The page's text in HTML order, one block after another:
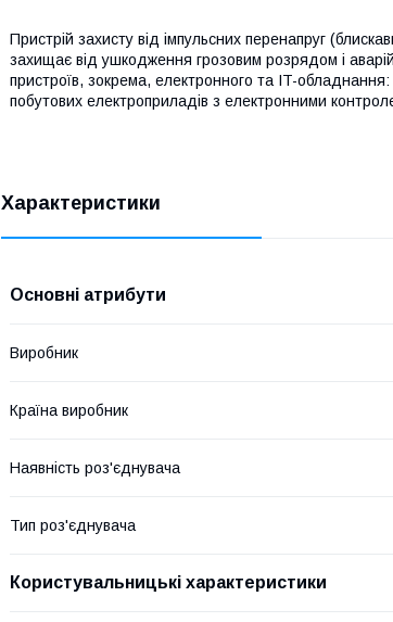
Пристрій захисту від імпульсних перенапруг
захищає від ушкодження грозовим розрядом і
пристроїв, зокрема, електронного та IT-обладнання:
побутових електроприладів з електронними
Характеристики
Основні атрибути
Виробник
Країна виробник
Наявність роз'єднувача
Тип роз'єднувача
Користувальницькі характеристики